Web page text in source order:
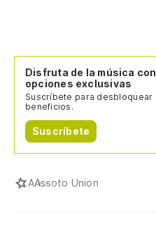
Disfruta de la música con
opciones exclusivas
Suscríbete para desbloquear
beneficios.
Suscríbete
AAssoto Union